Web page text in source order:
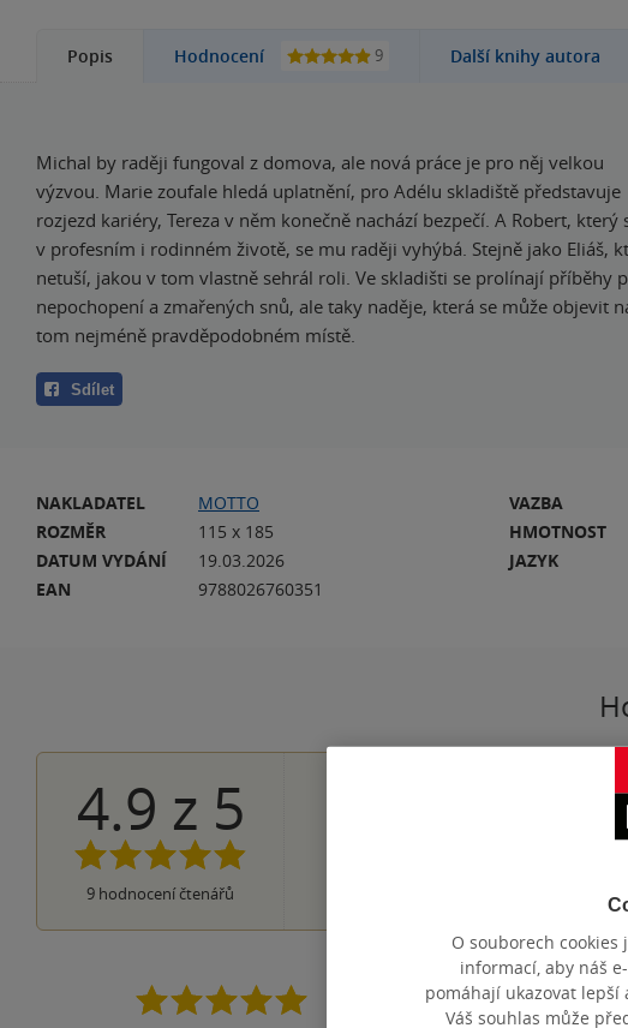
Popis Hodnocení 9 Další knihy autora
Michal by raději fungoval z domova, ale nová práce je pro něj velkou
výzvou. Marie zoufale hledá uplatnění, pro Adélu skladiště představuje
rozjezd kariéry, Tereza v něm konečně nachází bezpečí. A Robert, který
v profesním i rodinném životě, se mu raději vyhýbá. Stejně jako Eliáš,
netuší, jakou v tom vlastně sehrál roli. Ve skladišti se prolínají příběhy
nepochopení a zmařených snů, ale taky naděje, která se může objevit
tom nejméně pravděpodobném místě.
Sdílet
NAKLADATEL
MOTTO
ROZMĚR
115 x 185
DATUM VYDÁNÍ
19.03.2026
EAN
9788026760351
VAZBA
HMOTNOST
JAZYK
4.9 z 5
9 hodnocení čtenářů
Knížka se mi četla dobře. Asi
O souborech
informací, aby náš
pomáhají ukazovat lepší
Váš souhlas může